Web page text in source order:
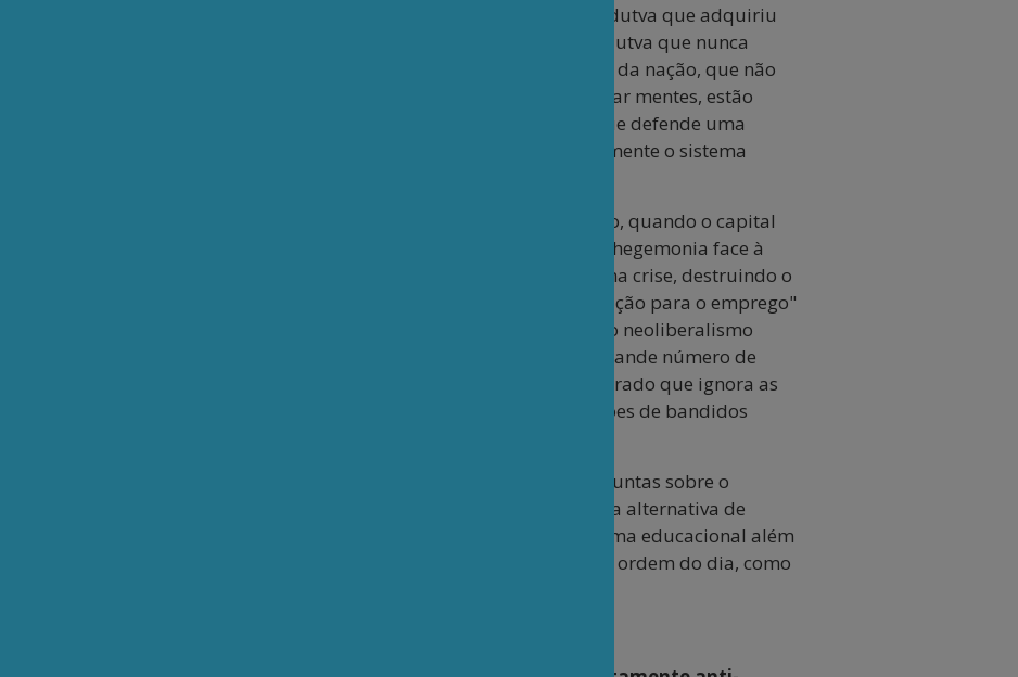
recoloniza mentes é a contrapartida da aliança corporativismo-hindutva que adquiriu
Essa recolonização é o que as empresas querem; e os elementos hindutva que nunca
anticolonial, que nunca compreenderam o significado da construção da nação, que não
do imperialismo e, portanto, da necessidade de descolonizar mentes, estão
se falem da grandeza da Índia antiga. Um sistema educacional que defende uma
tempero védico é suficientemente bom para eles. Esse é exatamente o sistema
agora a construir.
e o Hindutva é, no entanto, uma resposta à crise do neoliberalismo, quando o capital
de se aliar aos elementos do Hindutva para poder manter a sua hegemonia face à
Educação é tão pouco para fazer avançar a nação, mas para gerir uma crise, destruindo o
pessoas de fazerem perguntas e de procurarem a verdade. A "orientação para o emprego"
é apenas para um aprendizado de pessoas. Na verdade, a crise do neoliberalismo
geral. Em sintonia com este facto, o sistema educativo exclui um grande número de
ser preenchidas com veneno comunal dentro de um discurso alterado que ignora as
as torna potenciais recrutas de baixas oportunidades para esquadrões de bandidos
só pode ser transitória, até que a juventude comece a fazer perguntas sobre o
se tornou seu destino. E à medida que para explorar uma trajetória alternativa de
do capitalismo neoliberal, também foi enviada a busca por um sistema educacional além
a tentar introduzir. E a descolonização da mente voltará a estar na ordem do dia, como
anticolonial.